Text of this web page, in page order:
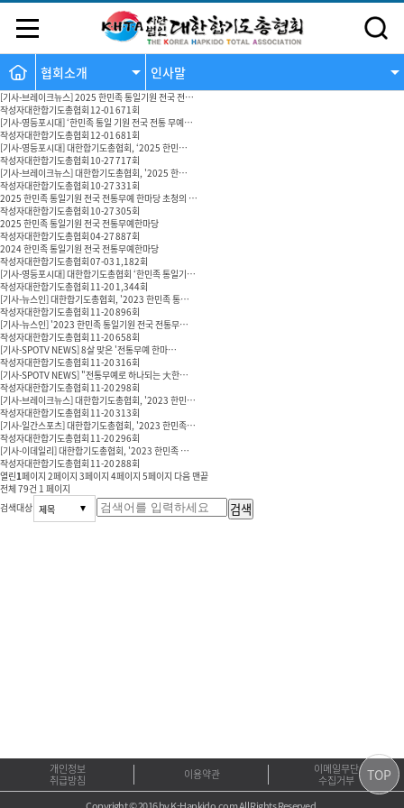
협회소개 인사말
[기사-브레이크뉴스] 2025 한민족 통일기원 전국 전…
작성자대한합기도총협회 12-01671회
[기사-영등포시대] ‘한민족 통일 기원 전국 전통 무예…
작성자대한합기도총협회 12-01681회
[기사-영등포시대] 대한합기도총협회, ‘2025 한민…
작성자대한합기도총협회 10-27717회
[기사-브레이크뉴스] 대한합기도총협회, '2025 한…
작성자대한합기도총협회 10-27331회
2025 한민족 통일기원 전국 전통무예 한마당 초청의 …
작성자대한합기도총협회 10-27305회
2025 한민족 통일기원 전국 전통무예한마당
작성자대한합기도총협회04-27887회
2024 한민족 통일기원 전국 전통무예한마당
작성자대한합기도총협회07-03 1,182회
[기사-영등포시대] 대한합기도총협회 ‘한민족 통일기…
작성자대한합기도총협회 11-20 1,344회
[기사-뉴스인] 대한합기도총협회, '2023 한민족 통…
작성자대한합기도총협회 11-20896회
[기사-뉴스인] '2023 한민족 통일기원 전국 전통무…
작성자대한합기도총협회 11-20658회
[기사-SPOTV NEWS] 8살 맞은 '전통무예 한마…
작성자대한합기도총협회 11-20316회
[기사-SPOTV NEWS] "전통무예로 하나되는 大한…
작성자대한합기도총협회 11-20298회
[기사-브레이크뉴스] 대한합기도총협회, '2023 한민…
작성자대한합기도총협회 11-20313회
[기사-일간스포츠] 대한합기도총협회, '2023 한민족…
작성자대한합기도총협회 11-20296회
[기사-이데일리] 대한합기도총협회, '2023 한민족 …
작성자대한합기도총협회 11-20288회
열린1페이지 2페이지 3페이지 4페이지 5페이지 다음 맨끝
전체 79건 1 페이지
검색대상
검색
TOP
개인정보
취급방침 이용약관 이메일무단
수집거부